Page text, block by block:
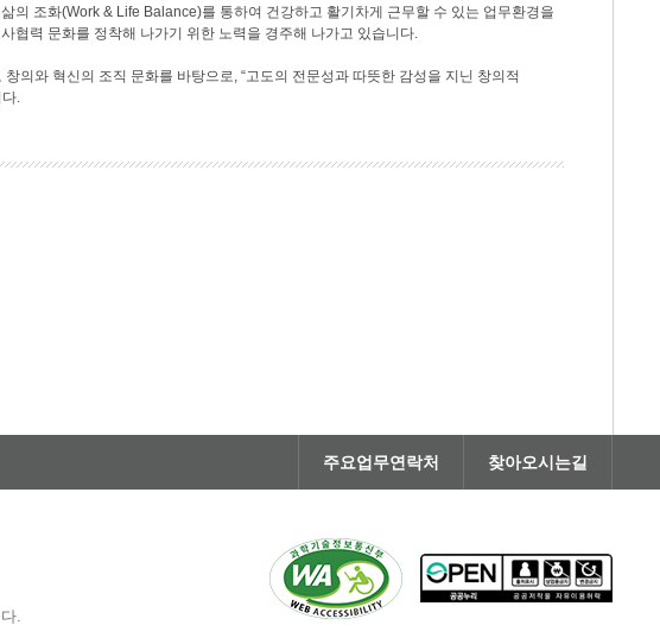
의 조화(Work & Life Balance)를 통하여 건강하고 활기차게 근무할 수 있는 업무환경을
협력 문화를 정착해 나가기 위한 노력을 경주해 나가고 있습니다.
의와 혁신의 조직 문화를 바탕으로, “고도의 전문성과 따뜻한 감성을 지닌 창의적
.
주요업무연락처 찾아오시는길
.